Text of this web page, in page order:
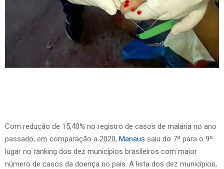
Com redução de 15,40% no registro de casos de malária no ano
passado, em comparação a 2020, Manaus saiu do 7º para o 9º
lugar no ranking dos dez municípios brasileiros com maior
número de casos da doença no país. A lista dos dez municípios,